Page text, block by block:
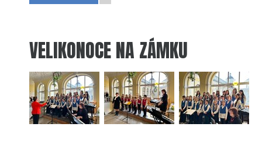
VELIKONOCE NA ZÁMKU